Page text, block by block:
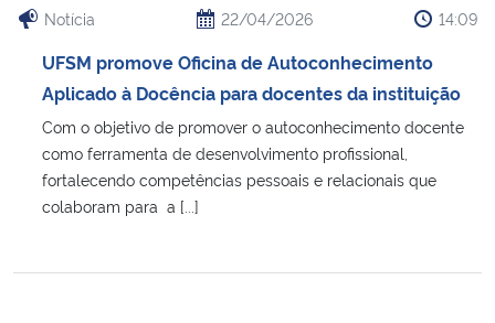
Notícia 22/04/2026 14:09
UFSM promove Oficina de Autoconhecimento
Aplicado à Docência para docentes da instituição
Com o objetivo de promover o autoconhecimento docente
como ferramenta de desenvolvimento profissional,
fortalecendo competências pessoais e relacionais que
colaboram para a [...]